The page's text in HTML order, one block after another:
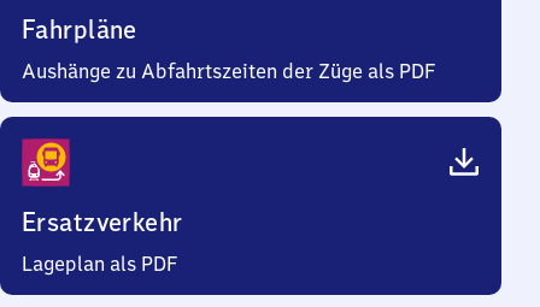
Fahrpläne
Aushänge zu Abfahrtszeiten der Züge als PDF
Ersatzverkehr
Lageplan als PDF